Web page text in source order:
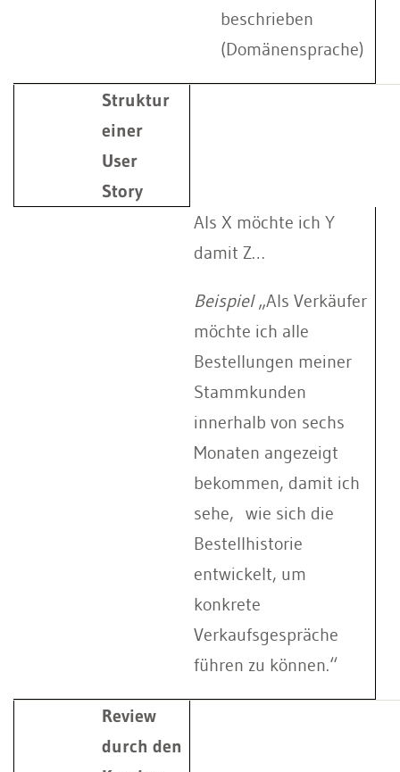
beschrieben
(Domänensprache)
Struktur
einer
User
Story
Als X möchte ich Y
damit Z…
Beispiel„Als Verkäufer
möchte ich alle
Bestellungen meiner
Stammkunden
innerhalb von sechs
Monaten angezeigt
bekommen, damit ich
sehe, wie sich die
Bestellhistorie
entwickelt, um
konkrete
Verkaufsgespräche
führen zu können.“
Review
durch den